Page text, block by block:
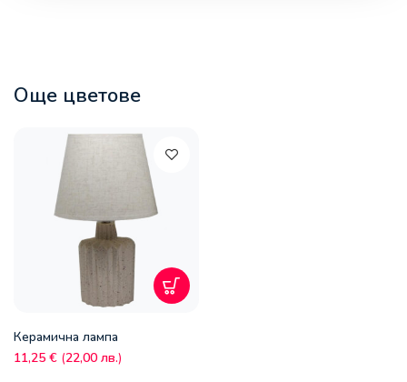
Още цветове
Керамична лампа
11,25 € (22,00 лв.)